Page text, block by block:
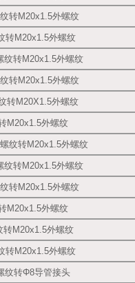
转M20x1.5外螺纹
转M20x1.5外螺纹
纹转M20x1.5外螺纹
转M20x1.5外螺纹
转M20X1.5外螺纹
M20x1.5外螺纹
纹转M20x1.5外螺纹
纹转M20x1.5外螺纹
转M20x1.5外螺纹
M20x1.5外螺纹
转M20x1.5外螺纹
转M20x1.5外螺纹
纹转Φ8导管接头